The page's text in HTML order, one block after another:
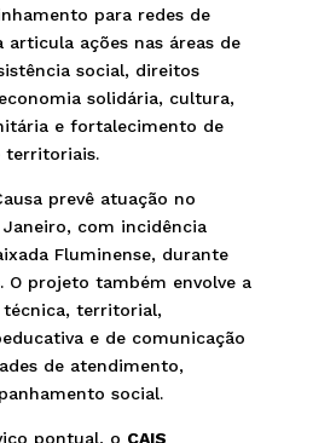
para redes de
articula ações nas áreas de
social, direitos
solidária, cultura,
e fortalecimento de
territoriais.
prevê atuação no
com incidência
Fluminense, durante
O projeto também envolve a
territorial,
e de comunicação
de atendimento,
social.
pontual, o CAIS